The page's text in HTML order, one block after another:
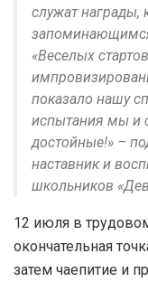
служат
«Веселых
показало нашу
испытания мы и
достойные!» –
наставник и
школьников
12 июля в
окончательная
затем чаепитие и